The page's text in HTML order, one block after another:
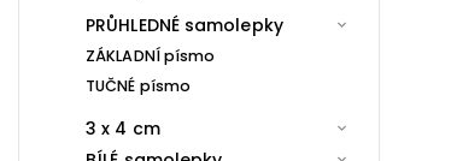
PRŮHLEDNÉ samolepky
ZÁKLADNÍ písmo
TUČNÉ písmo
3 x 4 cm